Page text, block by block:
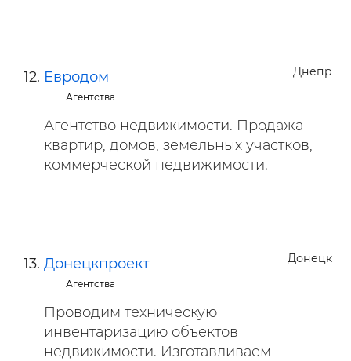
Днепр
Евродом
Агентства
Агентство недвижимости. Продажа
квартир, домов, земельных участков,
коммерческой недвижимости.
Донецк
Донецкпроект
Агентства
Проводим техническую
инвентаризацию объектов
недвижимости. Изготавливаем